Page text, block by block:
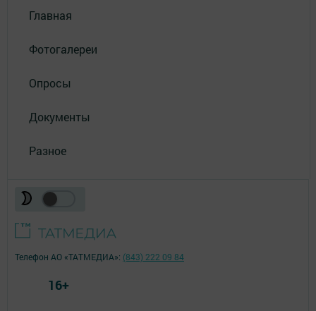
Главная
Фотогалереи
Опросы
Документы
Разное
Телефон АО «ТАТМЕДИА»: (843) 222 09 84
16+